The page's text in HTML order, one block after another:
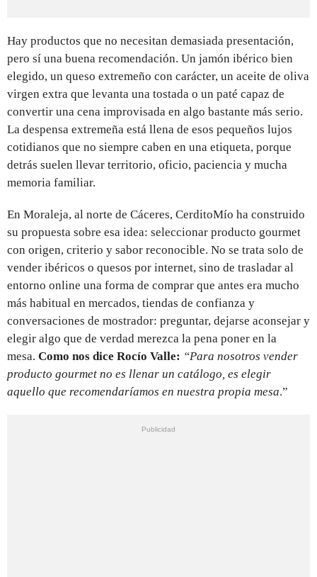
Hay productos que no necesitan demasiada presentación,
pero sí una buena recomendación. Un jamón ibérico bien
elegido, un queso extremeño con carácter, un aceite de oliva
virgen extra que levanta una tostada o un paté capaz de
convertir una cena improvisada en algo bastante más serio.
La despensa extremeña está llena de esos pequeños lujos
cotidianos que no siempre caben en una etiqueta, porque
detrás suelen llevar territorio, oficio, paciencia y mucha
memoria familiar.
En Moraleja, al norte de Cáceres, CerditoMío ha construido
su propuesta sobre esa idea: seleccionar producto gourmet
con origen, criterio y sabor reconocible. No se trata solo de
vender ibéricos o quesos por internet, sino de trasladar al
entorno online una forma de comprar que antes era mucho
más habitual en mercados, tiendas de confianza y
conversaciones de mostrador: preguntar, dejarse aconsejar y
elegir algo que de verdad merezca la pena poner en la
mesa. Como nos dice Rocío Valle: “Para nosotros vender
producto gourmet no es llenar un catálogo, es elegir
aquello que recomendaríamos en nuestra propia mesa.”